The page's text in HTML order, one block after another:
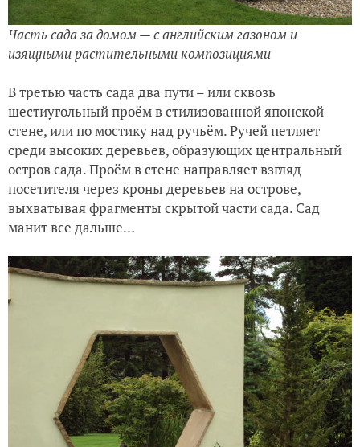
Часть сада за домом — с английским газоном и
изящными растительными композициями
В третью часть сада два пути – или сквозь
шестиугольный проёмв стилизованной японской
стене, или по мостику над ручьём. Ручей петляет
среди высоких деревьев, образующих центральный
остров сада. Проём в стене направляет взгляд
посетителя через кроны деревьев на острове,
выхватывая фрагменты скрытой части сада. Сад
манит все дальше…